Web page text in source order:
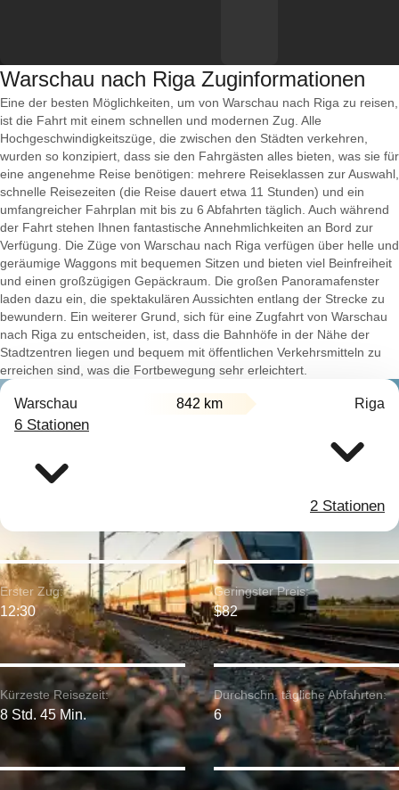
Warschau nach Riga Zuginformationen
Eine der besten Möglichkeiten, um von Warschau nach Riga zu reisen,
ist die Fahrt mit einem schnellen und modernen Zug. Alle
Hochgeschwindigkeitszüge, die zwischen den Städten verkehren,
wurden so konzipiert, dass sie den Fahrgästen alles bieten, was sie für
eine angenehme Reise benötigen: mehrere Reiseklassen zur Auswahl,
schnelle Reisezeiten (die Reise dauert etwa 11 Stunden) und ein
umfangreicher Fahrplan mit bis zu 6 Abfahrten täglich. Auch während
der Fahrt stehen Ihnen fantastische Annehmlichkeiten an Bord zur
Verfügung. Die Züge von Warschau nach Riga verfügen über helle und
geräumige Waggons mit bequemen Sitzen und bieten viel Beinfreiheit
und einen großzügigen Gepäckraum. Die großen Panoramafenster
laden dazu ein, die spektakulären Aussichten entlang der Strecke zu
bewundern. Ein weiterer Grund, sich für eine Zugfahrt von Warschau
nach Riga zu entscheiden, ist, dass die Bahnhöfe in der Nähe der
Stadtzentren liegen und bequem mit öffentlichen Verkehrsmitteln zu
erreichen sind, was die Fortbewegung sehr erleichtert.
Warschau 842 km Riga
6 Stationen
2 Stationen
Kürzeste Reisezeit:
8 Std. 45 Min.
Erster Zug:
12:30
Geringster Preis:
$82
Durchschn. tägliche Abfahrten:
6